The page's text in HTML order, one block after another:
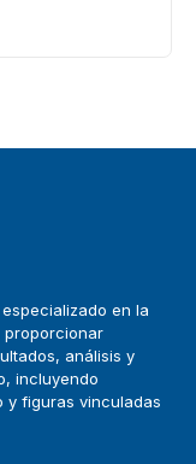
en la
proporcionar
análisis y
incluyendo
y figuras vinculadas